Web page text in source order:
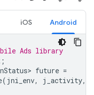
Android
iOS
Ads library
;
future =
( jni_env, j_activity,